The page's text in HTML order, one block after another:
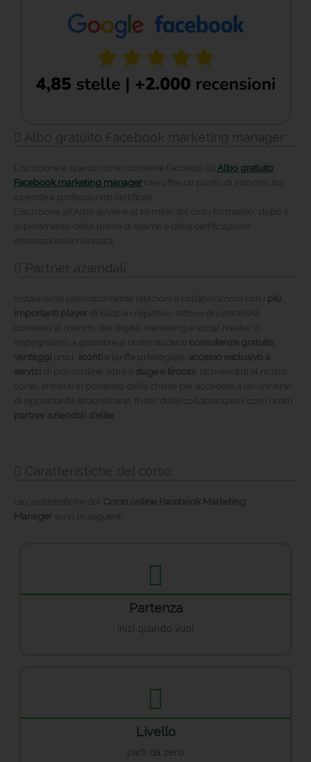
Albo gratuito Facebook marketing manager
L’iscrizione a questo corso consente l’accesso all’ Albo gratuito
Facebook marketing managerche offre un punto di incontro tra
aziende e professionisti certificati.
L’iscrizione all’Albo avviene al termine del ciclo formativo, dopo il
superamento delle prove di esame e della certificazione
internazionale rilasciata.
Partner aziendali
Instauriamo periodicamente relazioni e collaborazioni con i più
importanti player di ciascun rispettivo settore di operatività
correlato al mondo del digital marketing e social media, ci
impegniamo a garantire ai nostri studenti consulenze gratuite
vantaggi unici, sconti e tariffe privilegiate, accesso esclusivo a
servizi di prim’ordine, oltre a stage e tirocini . Iscrivendoti al nostro
corso, entrerai in possesso della chiave per accedere a un universo
di opportunità straordinarie, frutto delle collaborazioni con i nostri
partner aziendali d’elite
Caratteristiche del corso
Le caratteristiche del Corso online Facebook Marketing
Manager sono le seguenti:
Partenza
inizi quando vuoi
Livello
parti da zero